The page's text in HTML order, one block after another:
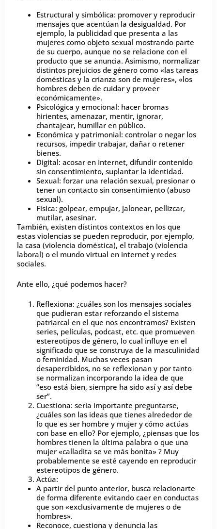
Estructural y simbólica: promover y reproducir
mensajes que acentúan la desigualdad. Por
ejemplo, la publicidad que presenta a las
mujeres como objeto sexual mostrando parte
de su cuerpo, aunque no se relacione con el
producto que se anuncia. Asimismo, normalizar
distintos prejuicios de género como «las tareas
domésticas y la crianza son de mujeres», «los
hombres deben de cuidar y proveer
económicamente».
Psicológica y emocional: hacer bromas
hirientes, amenazar, mentir, ignorar,
chantajear, humillar en público.
Económica y patrimonial: controlar o negar los
recursos, impedir trabajar, dañar o retener
bienes.
Digital: acosar en Internet, difundir contenido
sin consentimiento, suplantar la identidad.
Sexual: forzar una relación sexual, presionar o
tener un contacto sin consentimiento (abuso
sexual).
Física: golpear, empujar, jalonear, pellizcar,
mutilar, asesinar.
También, existen distintos contextos en los que
estas violencias se pueden reproducir, por ejemplo,
la casa (violencia doméstica), el trabajo (violencia
laboral) o el mundo virtual en internet y redes
sociales.
Ante ello, ¿qué podemos hacer?
Reflexiona: ¿cuáles son los mensajes sociales
que pudieran estar reforzando el sistema
patriarcal en el que nos encontramos? Existen
series, películas, podcast, etc. que promueven
estereotipos de género, lo cual influye en el
significado que se construya de la masculinidad
o feminidad. Muchas veces pasan
desapercibidos, no se reflexionan y por tanto
se normalizan incorporando la idea de que
“eso está bien, siempre ha sido así y así debe
ser”.
Cuestiona: sería importante preguntarse,
¿cuáles son las ideas que tienes alrededor de
lo que es ser hombre y mujer y cómo actúas
con base en ello? Por ejemplo, ¿piensas que los
hombres tienen la última palabra o que una
mujer «calladita se ve más bonita» ? Muy
probablemente se esté cayendo en reproducir
estereotipos de género.
Actúa:
A partir del punto anterior, busca relacionarte
de forma diferente evitando caer en conductas
que son «exclusivamente de mujeres o de
hombres».
Reconoce, cuestiona y denuncia las